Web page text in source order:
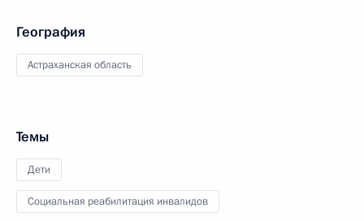
География
Астраханская область
Темы
Дети
Социальная реабилитация инвалидов